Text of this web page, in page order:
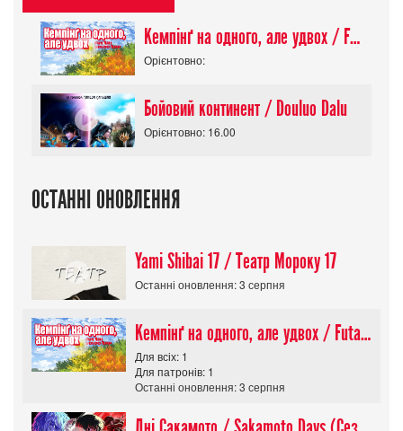
Кемпінґ на одного, але удвох / Futari Solo Camp
Орієнтовно:
Бойовий континент / Douluo Dalu
Орієнтовно: 16.00
ОСТАННІ ОНОВЛЕННЯ
Yami Shibai 17 / Театр Мороку 17
Останні оновлення: 3 серпня
Кемпінґ на одного, але удвох / Futari Solo Camp
Для всіх: 1
Для патронів: 1
Останні оновлення: 3 серпня